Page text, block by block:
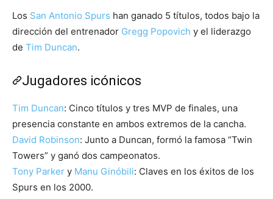
Los San Antonio Spurs han ganado 5 títulos, todos bajo la
dirección del entrenador Gregg Popovich y el liderazgo
de Tim Duncan.
Jugadores icónicos
Tim Duncan: Cinco títulos y tres MVP de finales, una
presencia constante en ambos extremos de la cancha.
David Robinson: Junto a Duncan, formó la famosa “Twin
Towers” y ganó dos campeonatos.
Tony Parker y Manu Ginóbili: Claves en los éxitos de los
Spurs en los 2000.